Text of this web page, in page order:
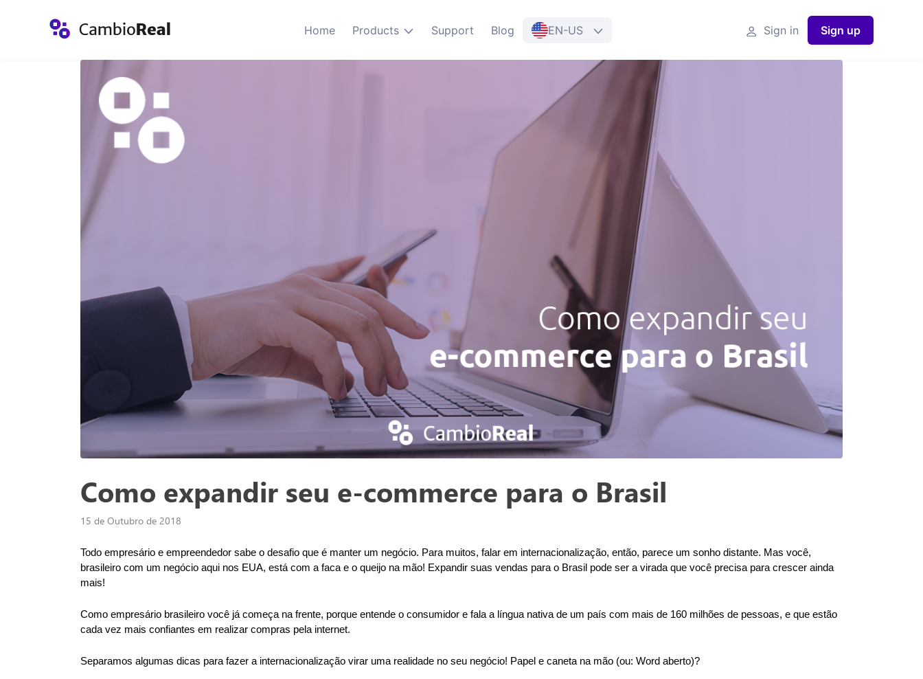
Home Products Support Blog EN-US Sign in Sign up
Como expandir seu e-commerce para o Brasil
15 de Outubro de 2018
Todo empresário e empreendedor sabe o desafio que é manter um negócio. Para muitos, falar em internacionalização, então, parece um sonho distante. Mas você,
brasileiro com um negócio aqui nos EUA, está com a faca e o queijo na mão! Expandir suas vendas para o Brasil pode ser a virada que você precisa para crescer ainda
mais!
Como empresário brasileiro você já começa na frente, porque entende o consumidor e fala a língua nativa de um país com mais de 160 milhões de pessoas, e que estão
cada vez mais confiantes em realizar compras pela internet.
Separamos algumas dicas para fazer a internacionalização virar uma realidade no seu negócio! Papel e caneta na mão (ou: Word aberto)?